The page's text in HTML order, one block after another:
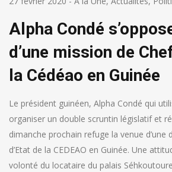
Alpha Condé
d’une mission de
la Cédéao en Guinée
Le président guinéen, Alpha Condé qui
organiser un double scruntin législatif et
dimanche prochain refuge la venue d’une
d’Etat de la CEDEAO en Guinée. Une
volonté du locataire du palais